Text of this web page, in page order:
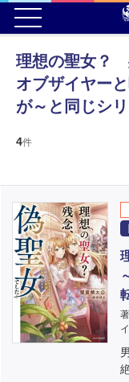
理想の聖女？
オブザイヤー
が～と同じシ
4件